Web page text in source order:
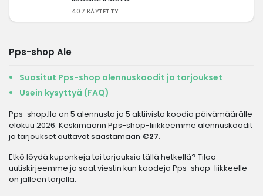
407 KÄYTETTY
Pps-shop Ale
Suositut Pps-shop alennuskoodit ja tarjoukset
Usein kysyttyä (FAQ)
Pps-shop:lla on 5 alennusta ja 5 aktiivista koodia päivämäärälle
elokuu 2026. Keskimäärin Pps-shop-liiikkeemme alennuskoodit
ja tarjoukset auttavat säästämään €27.
Etkö löydä kuponkeja tai tarjouksia tällä hetkellä? Tilaa
uutiskirjeemme ja saat viestin kun koodeja Pps-shop-liikkeelle
on jälleen tarjolla.